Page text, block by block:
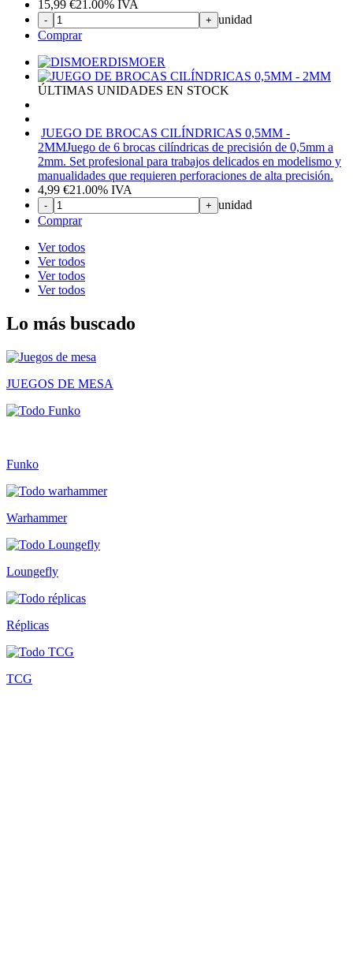
15,99 €21.00% IVA
- + unidad
Comprar
DISMOER
ÚLTIMAS UNIDADES EN STOCK
JUEGO DE BROCAS CILÍNDRICAS 0,5MM -
2MMJuego de 6 brocas cilíndricas de precisión de 0,5mm a
2mm. Set profesional para trabajos delicados en modelismo y
manualidades que requieren perforaciones de alta precisión.
4,99 €21.00% IVA
- + unidad
Comprar
Ver todos
Ver todos
Ver todos
Ver todos
Lo más buscado
JUEGOS DE MESA
Funko
Warhammer
Loungefly
Réplicas
TCG